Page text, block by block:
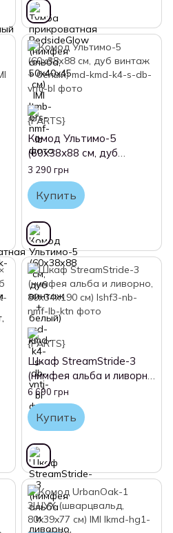
Комод Ультимо-5
(60х38х88 см, дуб
винтаж + белый)
3 290 грн
Купить
Шкаф StreamStride-3
(нимфея альба и ливорно,
80х34х190 см)
6 690 грн
Купить